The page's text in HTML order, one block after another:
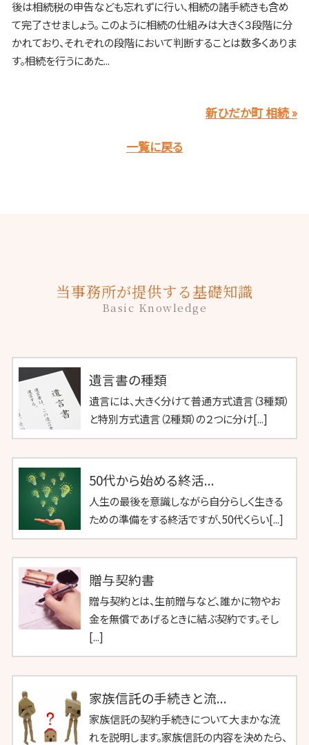
後は相続税の申告なども忘れずに行い、相続の諸手続きも含め
て完了させましょう。 このように相続の仕組みは大きく３段階に分
かれており、それぞれの段階において判断することは数多くありま
す。相続を行うにあた...
新ひだか町 相続 »
一覧に戻る
当事務所が提供する基礎知識
Basic Knowledge
遺言書の種類
遺言には、大きく分けて普通方式遺言（3種類）
と特別方式遺言（2種類）の２つに分け[...]
50代から始める終活...
人生の最後を意識しながら自分らしく生きる
ための準備をする終活ですが、50代くらい[...]
贈与契約書
贈与契約とは、生前贈与など、誰かに物やお
金を無償であげるときに結ぶ契約です。そし
[...]
家族信託の手続きと流...
家族信託の契約手続きについて大まかな流
れを説明します。家族信託の内容を決めたら、